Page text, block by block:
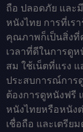
ถือ ปลอดภัย แล
หนังไทย การที่เรา
คุณภาพก็เป็นสิ่งที่
เวลาที่ดีในการดู
สม ใช้เน็ตที่แรง
ประสบการณ์การ
ต้องการดูหนังฟรี
หนังไทยหรือหนัง
เชื่อถือ และเตรีย